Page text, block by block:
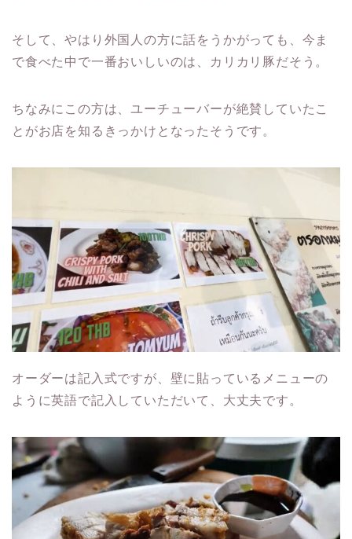
そして、やはり外国人の方に話をうかがっても、今ま
で食べた中で一番おいしいのは、カリカリ豚だそう。
ちなみにこの方は、ユーチューバーが絶賛していたこ
とがお店を知るきっかけとなったそうです。
オーダーは記入式ですが、壁に貼っているメニューの
ように英語で記入していただいて、大丈夫です。